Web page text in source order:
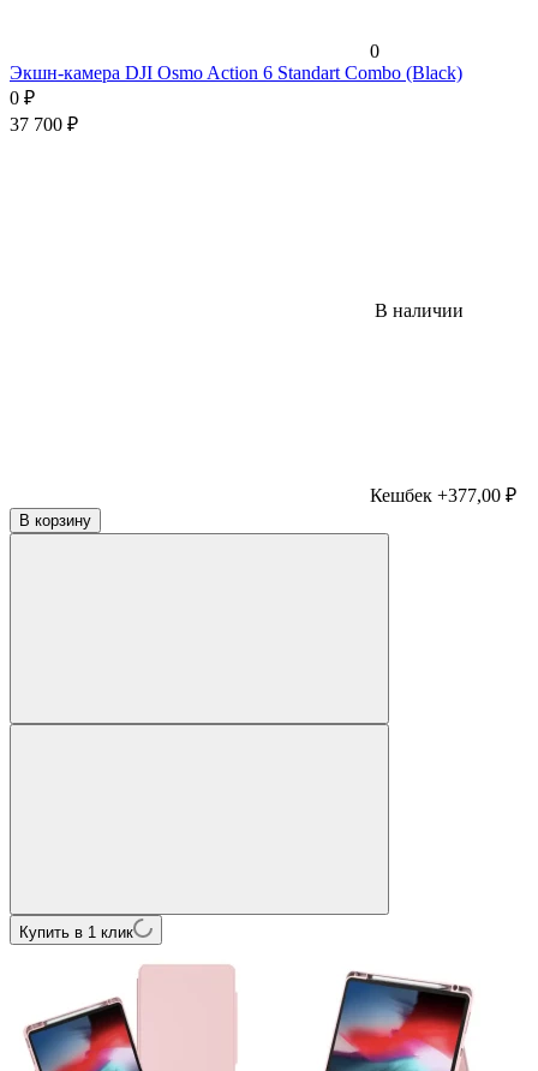
0
Экшн-камера DJI Osmo Action 6 Standart Combo (Black)
0 ₽
37 700 ₽
В наличии
Кешбек +377,00 ₽
В корзину
Купить в 1 клик